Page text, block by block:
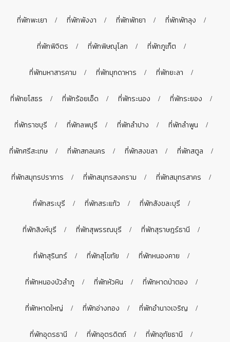
ที่พักพะเยา ที่พักพังงา ที่พักพัทยา ที่พักพัทลุง
ที่พักพิจิตร ที่พักพิษณุโลก ที่พักภูเก็ต
ที่พักมหาสารคาม ที่พักมุกดาหาร ที่พักยะลา
ที่พักยโสธร ที่พักร้อยเอ็ด ที่พักระนอง ที่พักระยอง
ที่พักราชบุรี ที่พักลพบุรี ที่พักลำปาง ที่พักลำพูน
ที่พักศรีสะเกษ ที่พักสกลนคร ที่พักสงขลา ที่พักสตูล
ที่พักสมุทรปราการ ที่พักสมุทรสงคราม ที่พักสมุทรสาคร
ที่พักสระบุรี ที่พักสระแก้ว ที่พักสังขละบุรี
ที่พักสิงห์บุรี ที่พักสุพรรณบุรี ที่พักสุราษฎร์ธานี
ที่พักสุรินทร์ ที่พักสุโขทัย ที่พักหนองคาย
ที่พักหนองบัวลำภู ที่พักหัวหิน ที่พักหาดป่าตอง
ที่พักหาดใหญ่ ที่พักอ่างทอง ที่พักอำนาจเจริญ
ที่พักอุดรธานี ที่พักอุตรดิตถ์ ที่พักอุทัยธานี